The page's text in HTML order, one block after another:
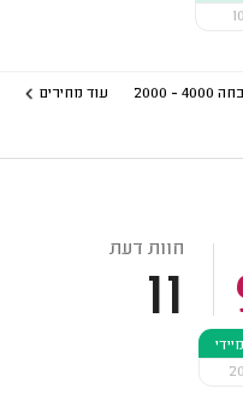
4000 - 2000
עוד מחירים
חוות דעת
11